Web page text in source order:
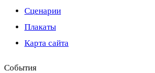
Сценарии
Плакаты
Карта сайта
События